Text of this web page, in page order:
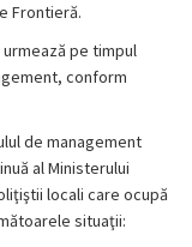
Frontieră.
pe timpul
conform
de management
al Ministerului
locali care ocupă
situaţii: